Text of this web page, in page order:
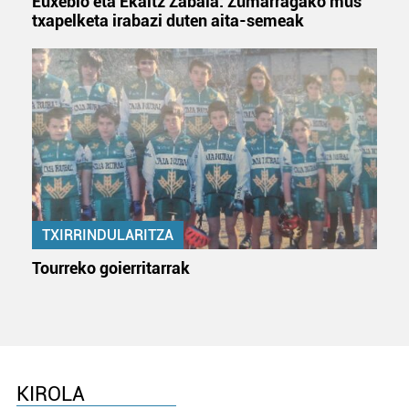
txapelketa irabazi duten aita-semeak
TXIRRINDULARITZA
Tourreko goierritarrak
KIROLA